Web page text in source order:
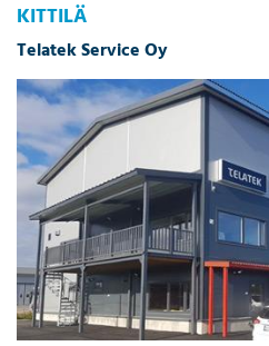
KITTILÄ
Telatek Service Oy